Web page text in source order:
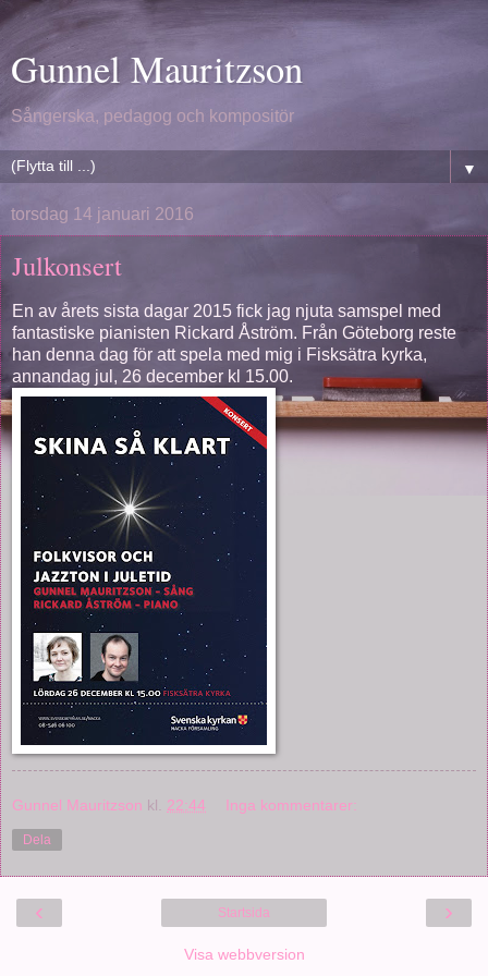
Gunnel Mauritzson
Sångerska, pedagog och kompositör
▼
torsdag 14 januari 2016
Julkonsert
En av årets sista dagar 2015 fick jag njuta samspel med
fantastiske pianisten Rickard Åström. Från Göteborg reste
han denna dag för att spela med mig i Fisksätra kyrka,
annandag jul, 26 december kl 15.00.
Gunnel Mauritzson kl. 22:44 Inga kommentarer:
Dela
‹ ›
Startsida
Visa webbversion